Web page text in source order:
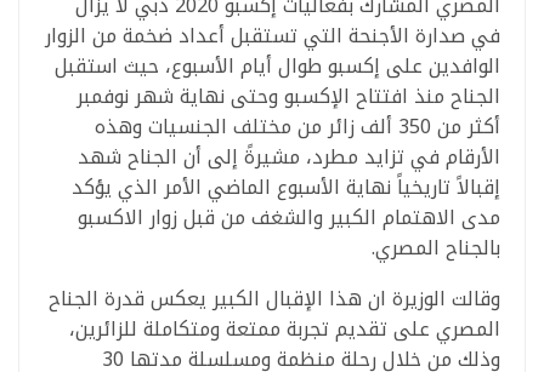
في صدارة الأجنحة التي تستقبل أعداد ضخمة من الزوار
الوافدين على إكسبو طوال أيام الأسبوع، حيث استقبل
الجناح منذ افتتاح الإكسبو وحتى نهاية شهر نوفمبر
أكثر من 350 ألف زائر من مختلف الجنسيات وهذه
الأرقام في تزايد مطرد، مشيرةً إلى أن الجناح شهد
إقبالاً تاريخياً نهاية الأسبوع الماضي الأمر الذي يؤكد
مدى الاهتمام الكبير والشغف من قبل زوار الاكسبو
بالجناح المصري.
وقالت الوزيرة ان هذا الإقبال الكبير يعكس قدرة الجناح
المصري على تقديم تجربة ممتعة ومتكاملة للزائرين،
وذلك من خلال رحلة منظمة ومسلسلة مدتها 30